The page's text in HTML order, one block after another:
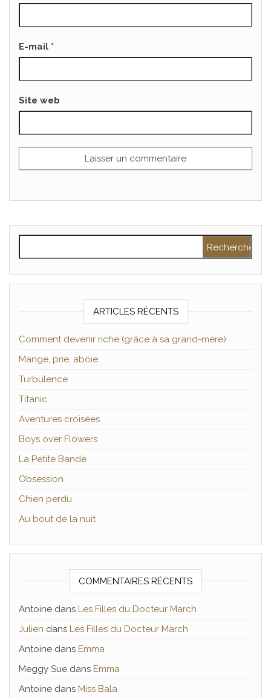
E-mail *
Site web
ARTICLES RÉCENTS
Comment devenir riche (grâce à sa grand-mère)
Mange, prie, aboie
Turbulence
Titanic
Aventures croisées
Boys over Flowers
La Petite Bande
Obsession
Chien perdu
Au bout de la nuit
COMMENTAIRES RÉCENTS
Antoine dans Les Filles du Docteur March
Julien dans Les Filles du Docteur March
Antoine dans Emma
Meggy Sue dans Emma
Antoine dans Miss Bala